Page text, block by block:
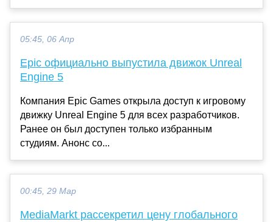
05:45, 06 Апр
Epic официально выпустила движок Unreal
Engine 5
Компания Epic Games открыла доступ к игровому
движку Unreal Engine 5 для всех разработчиков.
Ранее он был доступен только избранным
студиям. Анонс со...
00:45, 29 Мар
MediaMarkt рассекретил цену глобального